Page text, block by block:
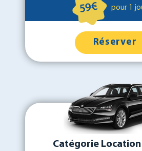
59€ pour 1
Réserver
Catégorie